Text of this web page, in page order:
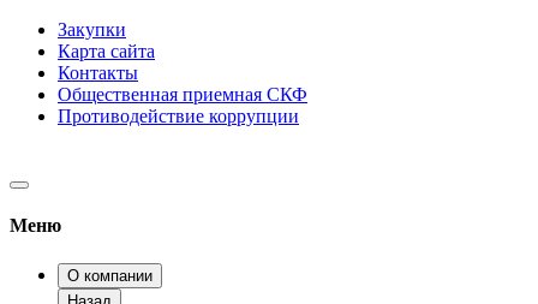
Закупки
Карта сайта
Контакты
Общественная приемная СКФ
Противодействие коррупции
Меню
О компании